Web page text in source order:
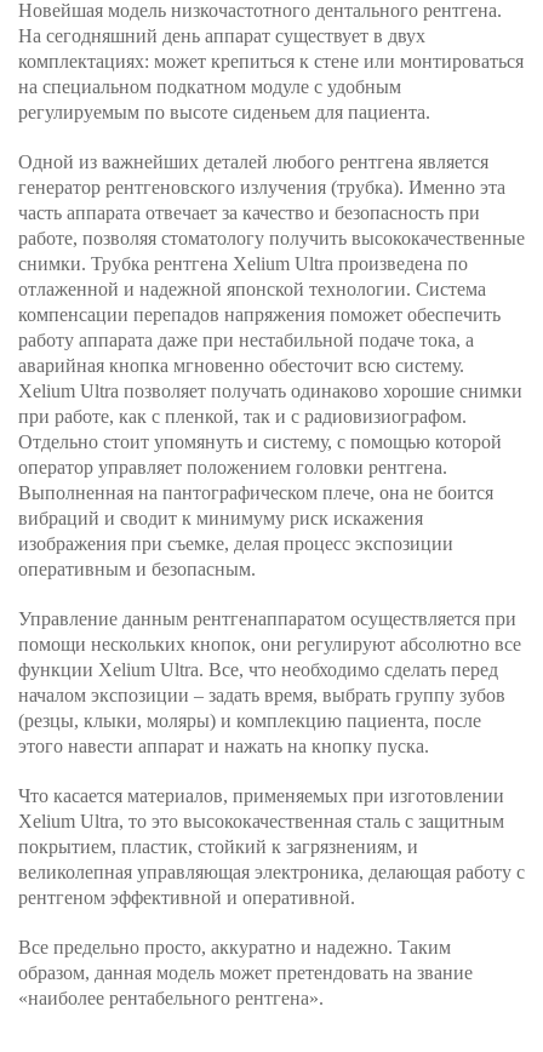
Новейшая модель низкочастотного дентального рентгена.
На сегодняшний день аппарат существует в двух
комплектациях: может крепиться к стене или монтироваться
на специальном подкатном модуле с удобным
регулируемым по высоте сиденьем для пациента.
Одной из важнейших деталей любого рентгена является
генератор рентгеновского излучения (трубка). Именно эта
часть аппарата отвечает за качество и безопасность при
работе, позволяя стоматологу получить высококачественные
снимки. Трубка рентгена Xelium Ultra произведена по
отлаженной и надежной японской технологии. Система
компенсации перепадов напряжения поможет обеспечить
работу аппарата даже при нестабильной подаче тока, а
аварийная кнопка мгновенно обесточит всю систему.
Xelium Ultra позволяет получать одинаково хорошие снимки
при работе, как с пленкой, так и с радиовизиографом.
Отдельно стоит упомянуть и систему, с помощью которой
оператор управляет положением головки рентгена.
Выполненная на пантографическом плече, она не боится
вибраций и сводит к минимуму риск искажения
изображения при съемке, делая процесс экспозиции
оперативным и безопасным.
Управление данным рентгенаппаратом осуществляется при
помощи нескольких кнопок, они регулируют абсолютно все
функции Xelium Ultra. Все, что необходимо сделать перед
началом экспозиции – задать время, выбрать группу зубов
(резцы, клыки, моляры) и комплекцию пациента, после
этого навести аппарат и нажать на кнопку пуска.
Что касается материалов, применяемых при изготовлении
Xelium Ultra, то это высококачественная сталь с защитным
покрытием, пластик, стойкий к загрязнениям, и
великолепная управляющая электроника, делающая работу с
рентгеном эффективной и оперативной.
Все предельно просто, аккуратно и надежно. Таким
образом, данная модель может претендовать на звание
«наиболее рентабельного рентгена».